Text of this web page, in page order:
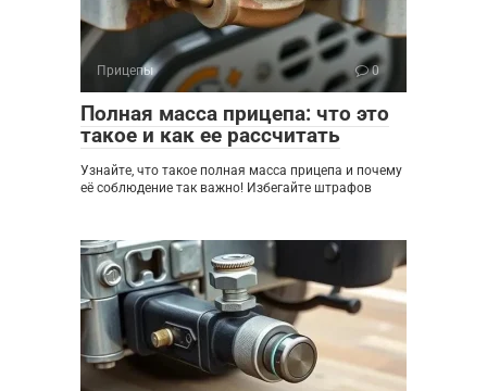
Прицепы 0
Полная масса прицепа: что это
такое и как ее рассчитать
Узнайте, что такое полная масса прицепа и почему
её соблюдение так важно! Избегайте штрафов